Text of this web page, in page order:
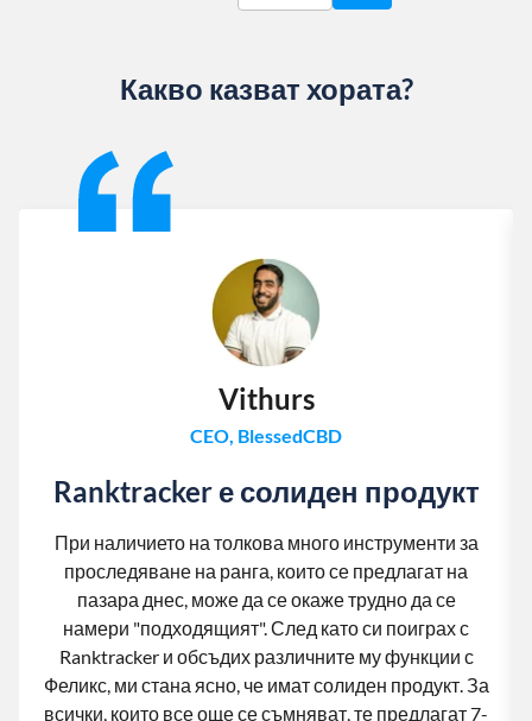
Какво казват хората?
Vithurs
CEO, BlessedCBD
Ranktracker е солиден продукт
При наличието на толкова много инструменти за
проследяване на ранга, които се предлагат на
пазара днес, може да се окаже трудно да се
намери "подходящият". След като си поиграх с
Ranktracker и обсъдих различните му функции с
Феликс, ми стана ясно, че имат солиден продукт. За
всички, които все още се съмняват, те предлагат 7-